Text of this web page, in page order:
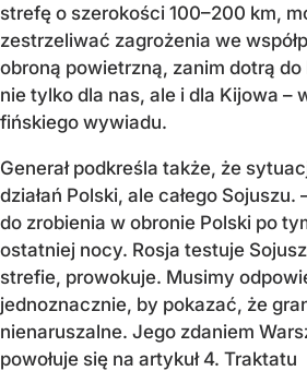
strefę o szerokości 100–200 km,
zestrzeliwać zagrożenia we
obroną powietrzną, zanim dotrą
nie tylko dla nas, ale i dla Kijowa –
fińskiego wywiadu.
Generał podkreśla także, że
działań Polski, ale całego Sojuszu.
do zrobienia w obronie Polski po
ostatniej nocy. Rosja testuje
strefie, prowokuje. Musimy
jednoznacznie, by pokazać, że
nienaruszalne. Jego zdaniem
powołuje się na artykuł 4. Traktatu